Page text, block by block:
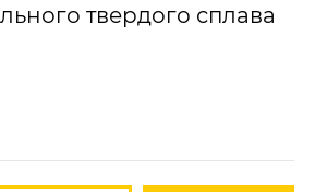
твердого сплава